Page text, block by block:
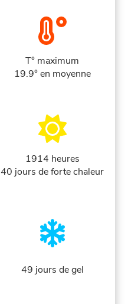
T° maximum
19.9° en moyenne
1914 heures
40 jours de forte chaleur
49 jours de gel